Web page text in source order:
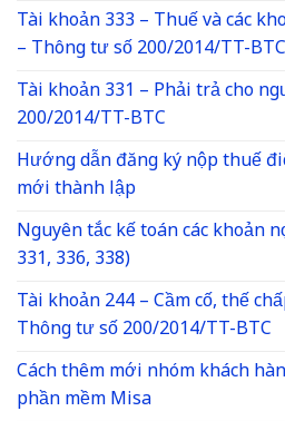
Tài khoản 333 – Thuế và các
– Thông tư số 200/2014/TT-BTC
Tài khoản 331 – Phải trả cho
200/2014/TT-BTC
Hướng dẫn đăng ký nộp thuế
mới thành lập
Nguyên tắc kế toán các khoản
331, 336, 338)
Tài khoản 244 – Cầm cố, thế
Thông tư số 200/2014/TT-BTC
Cách thêm mới nhóm khách
phần mềm Misa